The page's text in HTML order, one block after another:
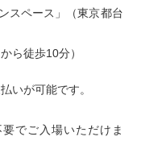
スペース」（東京都台
徒歩10分）
いが可能です。
でご入場いただけま